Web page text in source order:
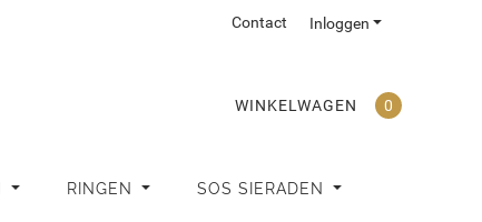
Inloggen
Contact
WINKELWAGEN 0
RINGEN SOS SIERADEN